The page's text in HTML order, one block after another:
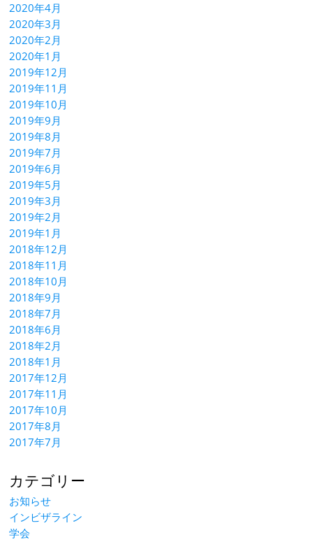
2020年4月
2020年3月
2020年2月
2020年1月
2019年12月
2019年11月
2019年10月
2019年9月
2019年8月
2019年7月
2019年6月
2019年5月
2019年3月
2019年2月
2019年1月
2018年12月
2018年11月
2018年10月
2018年9月
2018年7月
2018年6月
2018年2月
2018年1月
2017年12月
2017年11月
2017年10月
2017年8月
2017年7月
カテゴリー
お知らせ
インビザライン
学会